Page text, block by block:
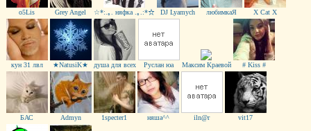
o5Lis Grey Angel ☆*:.｡. няфка .｡.:*☆ DJ Lyamych любимкаЯ X Cat X
кун 31 лвл ★NatusiK★ душа для всех Руслан юа Максим Краевой # Kiss #
БАС Admyn 1specter1 няша^^ iln@r vit17